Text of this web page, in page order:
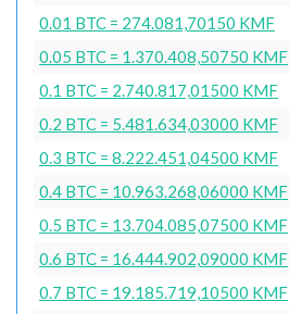
0.01 BTC = 274.081,70150 KMF
0.05 BTC = 1.370.408,50750 KMF
0.1 BTC = 2.740.817,01500 KMF
0.2 BTC = 5.481.634,03000 KMF
0.3 BTC = 8.222.451,04500 KMF
0.4 BTC = 10.963.268,06000 KMF
0.5 BTC = 13.704.085,07500 KMF
0.6 BTC = 16.444.902,09000 KMF
0.7 BTC = 19.185.719,10500 KMF